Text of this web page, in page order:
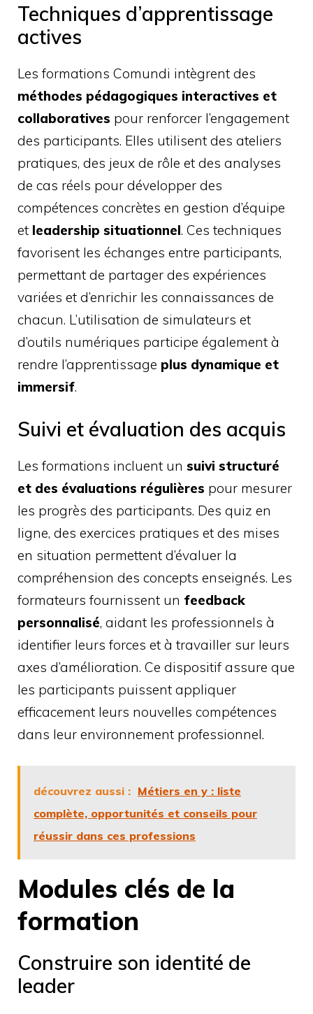
Techniques d’apprentissage
actives
Les formations Comundi intègrent des
méthodes pédagogiques interactives et
collaboratives pour renforcer l’engagement
des participants. Elles utilisent des ateliers
pratiques, des jeux de rôle et des analyses
de cas réels pour développer des
compétences concrètes en gestion d’équipe
et leadership situationnel. Ces techniques
favorisent les échanges entre participants,
permettant de partager des expériences
variées et d’enrichir les connaissances de
chacun. L’utilisation de simulateurs et
d’outils numériques participe également à
rendre l’apprentissage plus dynamique et
immersif.
Suivi et évaluation des acquis
Les formations incluent un suivi structuré
et des évaluations régulières pour mesurer
les progrès des participants. Des quiz en
ligne, des exercices pratiques et des mises
en situation permettent d’évaluer la
compréhension des concepts enseignés. Les
formateurs fournissent un feedback
personnalisé, aidant les professionnels à
identifier leurs forces et à travailler sur leurs
axes d’amélioration. Ce dispositif assure que
les participants puissent appliquer
efficacement leurs nouvelles compétences
dans leur environnement professionnel.
découvrez aussi : Métiers en y : liste
complète, opportunités et conseils pour
réussir dans ces professions
Modules clés de la
formation
Construire son identité de
leader